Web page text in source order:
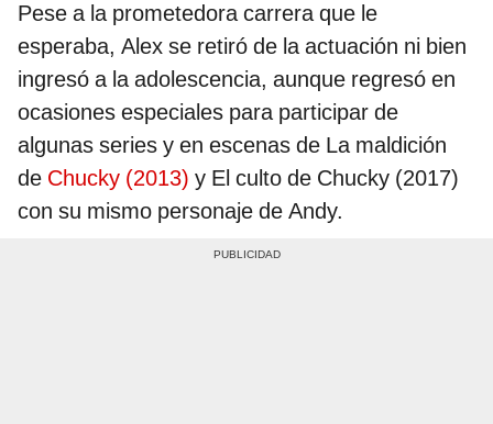
Pese a la prometedora carrera que le
esperaba, Alex se retiró de la actuación ni bien
ingresó a la adolescencia, aunque regresó en
ocasiones especiales para participar de
algunas series y en escenas de La maldición
de Chucky (2013) y El culto de Chucky (2017)
con su mismo personaje de Andy.